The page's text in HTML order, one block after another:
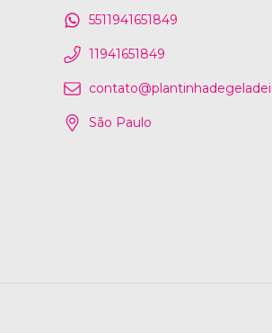
5511941651849
11941651849
São Paulo